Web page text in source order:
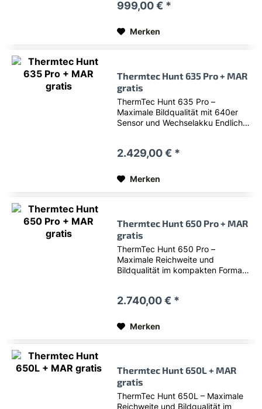
möglichst leicht halten möchte
Cyclone...
999,00 € *
Merken
Thermtec Hunt 635 Pro + MAR
gratis
ThermTec Hunt 635 Pro –
Maximale Bildqualität mit 640er
Sensor und Wechselakku Endlich
der Hunt-Serie. ThermTec hat mit
beliebten...
2.429,00 € *
Merken
Thermtec Hunt 650 Pro + MAR
gratis
ThermTec Hunt 650 Pro –
Maximale Reichweite und
Bildqualität im kompakten Format
Top-Modell für anspruchsvolle
überarbeitete Pro-Serie vereint...
2.740,00 € *
Merken
Thermtec Hunt 650L + MAR
gratis
ThermTec Hunt 650L – Maximale
Reichweite und Bildqualität im